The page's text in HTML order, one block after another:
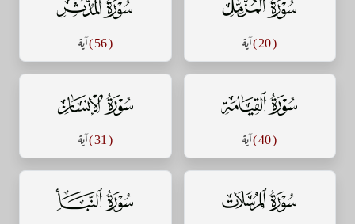
( 20 ) آية ( 56 ) آية
سورة القيامة
( 40 ) آية
سورة الإنسان
( 31 ) آية
سورة المرسلات سورة النبأ